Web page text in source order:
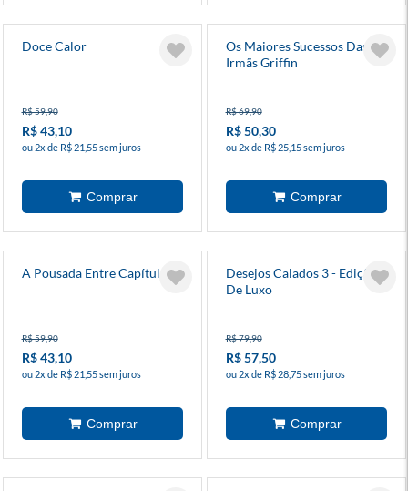
Doce Calor
R$ 59,90
R$ 43,10
ou 2x de R$ 21,55 sem juros
Os Maiores Sucessos Das
Irmãs Griffin
R$ 69,90
R$ 50,30
ou 2x de R$ 25,15 sem juros
A Pousada Entre Capítulos
R$ 59,90
R$ 43,10
ou 2x de R$ 21,55 sem juros
Desejos Calados 3 - Edição
De Luxo
R$ 79,90
R$ 57,50
ou 2x de R$ 28,75 sem juros